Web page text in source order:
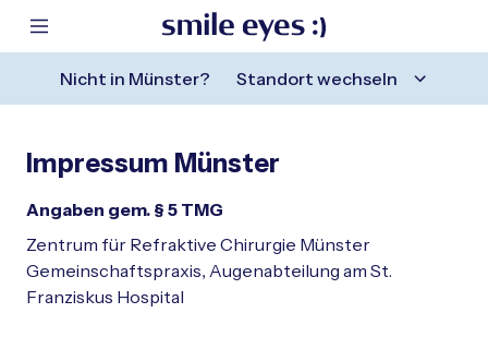
Header springen
springen
Fußzeile springenspringen
Nicht in Münster? Standort wechseln
Mobile Navigation anzeigen
Sehen ohne Brille
Behandlungs-Methoden bis 45
Behandlungs-Methoden ab 45
Über uns
Warum Smile Eyes?
Augenärzte
Karriere
Ärztliches Fachpersonal
Medizinisches & optisches Fachpersonal
Kontakt
FAQs
Schließen
Impressum Münster
Angaben gem. § 5 TMG
Zentrum für Refraktive Chirurgie Münster
Gemeinschaftspraxis, Augenabteilung am St.
Franziskus Hospital